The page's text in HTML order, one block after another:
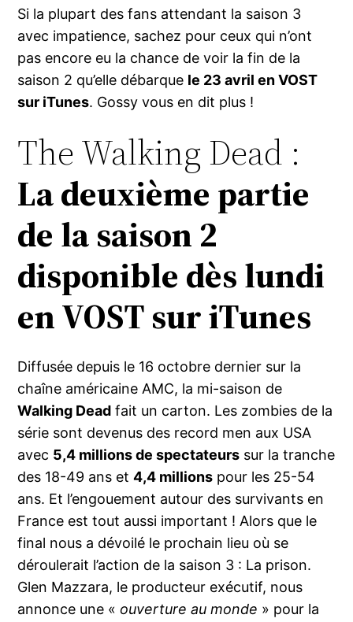
Si la plupart des fans attendant la saison 3
avec impatience, sachez pour ceux qui n’ont
pas encore eu la chance de voir la fin de la
saison 2 qu’elle débarque le 23 avril en VOST
sur iTunes. Gossy vous en dit plus !
The Walking Dead :
La deuxième partie
de la saison 2
disponible dès lundi
en VOST sur iTunes
Diffusée depuis le 16 octobre dernier sur la
chaîne américaine AMC, la mi-saison de
Walking Dead fait un carton. Les zombies de la
série sont devenus des record men aux USA
avec 5,4 millions de spectateurs sur la tranche
des 18-49 ans et4,4 millions pour les 25-54
ans. Et l’engouement autour des survivants en
France est tout aussi important ! Alors que le
final nous a dévoilé le prochain lieu où se
déroulerait l’action de la saison 3 : La prison.
Glen Mazzara, le producteur exécutif, nous
annonce une « ouverture au monde » pour la